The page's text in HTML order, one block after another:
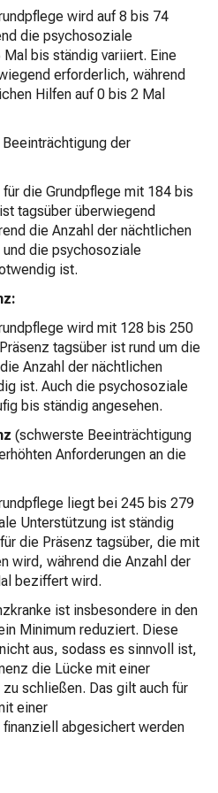
wird auf 8 bis 74
die psychosoziale
bis ständig variiert. Eine
erforderlich, während
Hilfen auf 0 bis 2 Mal
der
die Grundpflege mit 184 bis
tagsüber überwiegend
die Anzahl der nächtlichen
die psychosoziale
ist.
wird mit 128 bis 250
tagsüber ist rund um die
Anzahl der nächtlichen
ist. Auch die psychosoziale
bis ständig angesehen.
(schwerste Beeinträchtigung
Anforderungen an die
liegt bei 245 bis 279
Unterstützung ist ständig
die Präsenz tagsüber, die mit
wird, während die Anzahl der
beziffert wird.
ist insbesondere in den
Minimum reduziert. Diese
aus, sodass es sinnvoll ist,
die Lücke mit einer
schließen. Das gilt auch für
einer
abgesichert werden